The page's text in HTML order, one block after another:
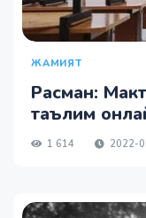
ЖАМИЯТ
Расман:
таълим
1 614 2022-